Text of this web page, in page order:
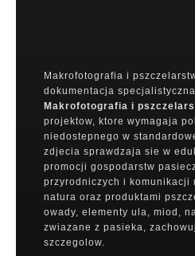
Makrofotografia i
dokumentacja specjalistyczna
Makrofotografia i
projektow, ktore wymagaja
niedostepnego w
zdjecia sprawdzaja sie w
promocji gospodarstw
przyrodniczych i komunikacji
natura oraz produktami
owady, elementy ula, miod,
zwiazane z pasieka,
szczegolow.